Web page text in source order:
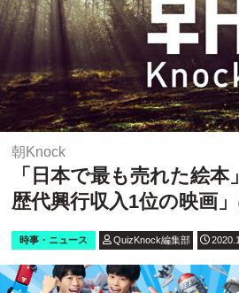
朝Knock
「日本で最も売れた絵
歴代興行収入1位の映画」
時事・ニュース QuizKnock編集部